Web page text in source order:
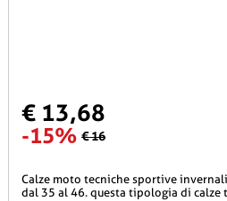
€ 13,68
-15% € 16
calze moto tecniche sportive invernali verde xtech taglie variabili
dal 35 al 46. questa tipologia di calze